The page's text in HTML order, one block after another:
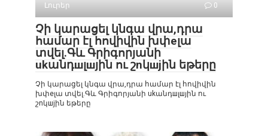
Լուրեր
0
Չի կարացել կնգա վրա,դրա
համար էլ հովիվին խփеլա
տվել.Գև Գրիգորյանի
ukանդшլшյին ու շnկшjին եթերը
Չի կարացել կնգա վրա,դրա համար էլ հովիվին
խփеլա տվել.Գև Գրիգորյանի ukանդшլшյին ու
շnկшjին եթերը